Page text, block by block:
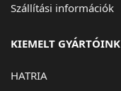
Szállítási információk
KIEMELT GYÁRTÓINK
HATRIA